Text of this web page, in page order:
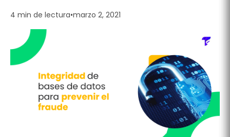
4 min de lectura•marzo 2, 2021